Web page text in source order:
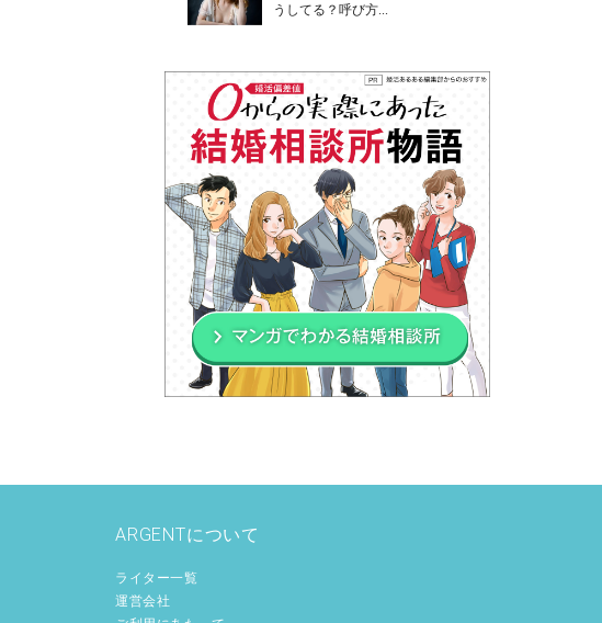
うしてる？呼び方...
ARGENTについて
ライター一覧
運営会社